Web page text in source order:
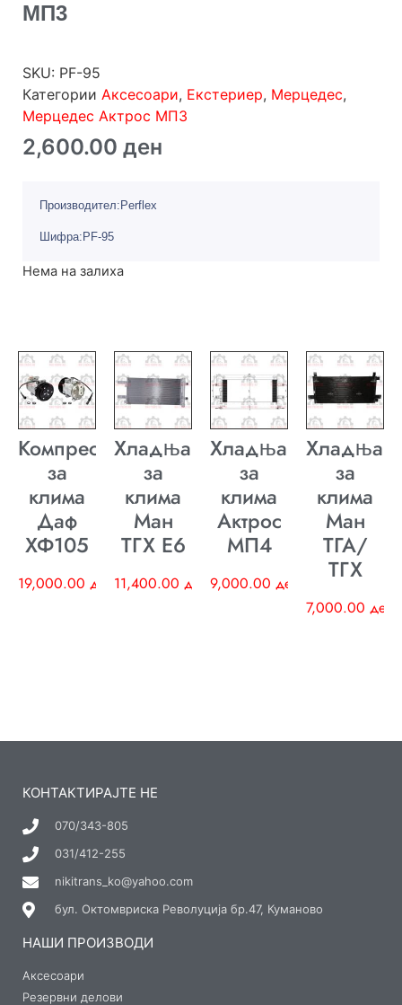
МП3
SKU: PF-95
Категории Аксесоари, Екстериер, Мерцедес,
Мерцедес Актрос МП3
2,600.00 ден
Производител:Perflex
Шифра:PF-95
Нема на залиха
Компресор
за
клима
Даф
ХФ105
19,000.00 ден
Хладњак
за
клима
Ман
ТГХ E6
11,400.00 ден
Хладњак
за
клима
Актрос
МП4
9,000.00 ден
Хладњак
за
клима
Ман
ТГА/
ТГХ
7,000.00 ден
КОНТАКТИРАЈТЕ НЕ
070/343-805
031/412-255
nikitrans_ko@yahoo.com
бул. Октомвриска Револуција бр.47, Куманово
НАШИ ПРОИЗВОДИ
Аксесоари
Резервни делови